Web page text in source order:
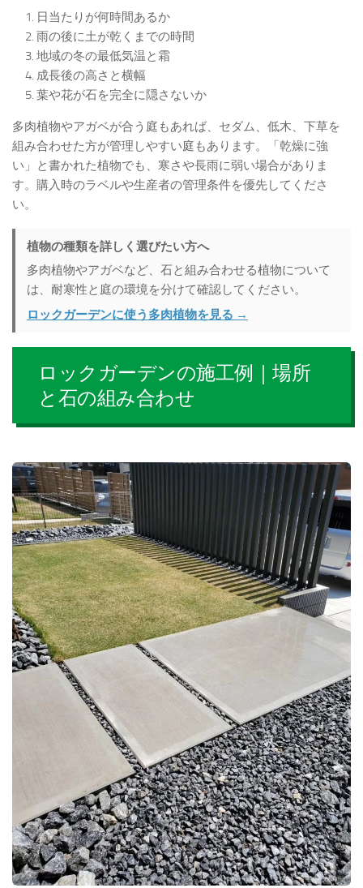
日当たりが何時間あるか
雨の後に土が乾くまでの時間
地域の冬の最低気温と霜
成長後の高さと横幅
葉や花が石を完全に隠さないか
多肉植物やアガベが合う庭もあれば、セダム、低木、下草を
組み合わせた方が管理しやすい庭もあります。「乾燥に強
い」と書かれた植物でも、寒さや長雨に弱い場合がありま
す。購入時のラベルや生産者の管理条件を優先してくださ
い。
植物の種類を詳しく選びたい方へ
多肉植物やアガベなど、石と組み合わせる植物について
は、耐寒性と庭の環境を分けて確認してください。
ロックガーデンに使う多肉植物を見る →
ロックガーデンの施工例｜場所
と石の組み合わせ